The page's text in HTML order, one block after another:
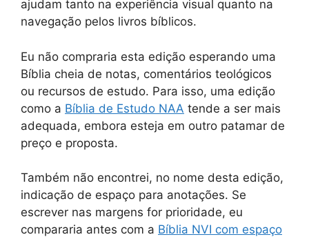
ajudam tanto na experiência visual quanto na
navegação pelos livros bíblicos.
Eu não compraria esta edição esperando uma
Bíblia cheia de notas, comentários teológicos
ou recursos de estudo. Para isso, uma edição
como a Bíblia de Estudo NAA tende a ser mais
adequada, embora esteja em outro patamar de
preço e proposta.
Também não encontrei, no nome desta edição,
indicação de espaço para anotações. Se
escrever nas margens for prioridade, eu
compararia antes com a Bíblia NVI com espaço